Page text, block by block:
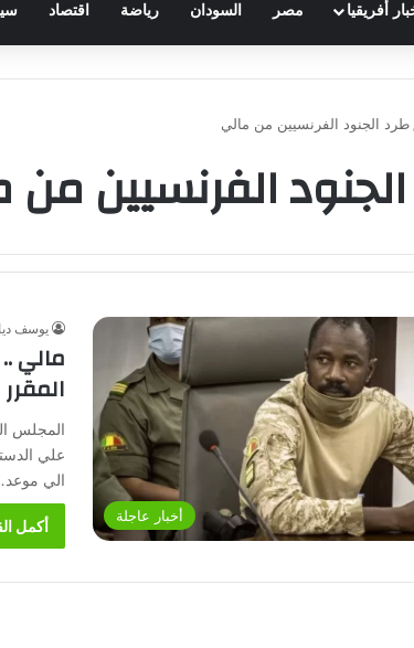
أفريقيا مصر السودان رياضة اقتصاد
طرد الجنود الفرنسيين من مالي
الفرنسيين من
أخبار عاجلة
يوسف
مالي
المقرر له 19
المجلس
الي
أكمل